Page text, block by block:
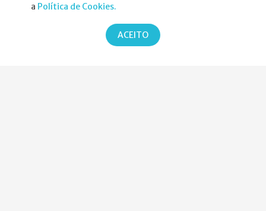
a Política de Cookies.
ACEITO